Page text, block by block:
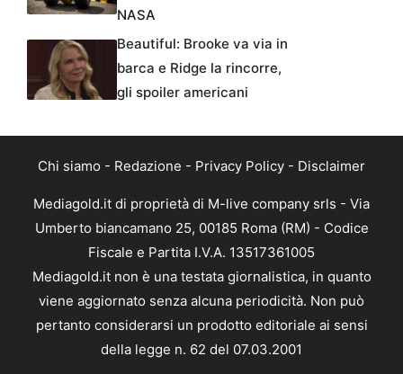
NASA
Beautiful: Brooke va via in
barca e Ridge la rincorre,
gli spoiler americani
Chi siamo - Redazione - Privacy Policy - Disclaimer
Mediagold.it di proprietà di M-live company srls - Via
Umberto biancamano 25, 00185 Roma (RM) - Codice
Fiscale e Partita I.V.A. 13517361005
Mediagold.it non è una testata giornalistica, in quanto
viene aggiornato senza alcuna periodicità. Non può
pertanto considerarsi un prodotto editoriale ai sensi
della legge n. 62 del 07.03.2001